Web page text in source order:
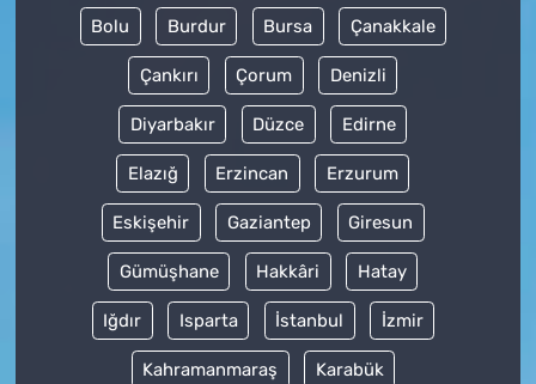
Bolu Burdur Bursa Çanakkale
Çankırı Çorum Denizli
Diyarbakır Düzce Edirne
Elazığ Erzincan Erzurum
Eskişehir Gaziantep Giresun
Gümüşhane Hakkâri Hatay
Iğdır Isparta İstanbul İzmir
Kahramanmaraş Karabük